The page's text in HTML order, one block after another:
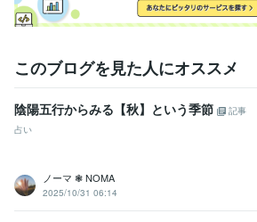
このブログを見た人にオススメ
陰陽五行からみる【秋】という季節
記事
占い
ノーマ ❃ NOMA
2025/10/31 06:14